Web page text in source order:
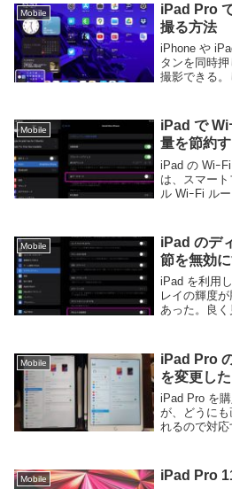
Mobile
iPad Pro
撮る方法
iPhone や
タンを同時
撮影できる
ととなる。
面のスクリ
Mobile
iPad で Wi
量を節約
iPad の Wiｰ
は、スマー
ル WiｰFi ル
かと思う。
20GB を超え
Mobile
iPad のデ
節を無効
iPad を利用
レイの輝度
あった。良
るセンサー
のだったの
能...
Mobile
iPad Pro
を変更した
iPad Pro を
が、どうにも
れるので対応
iPad Pro の
思う。設定
Mobile iPad Pro